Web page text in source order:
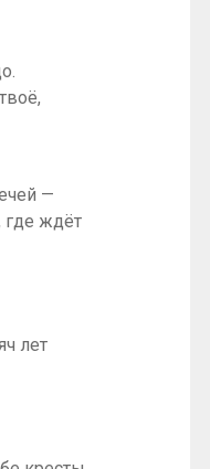
—
где ждёт
лет